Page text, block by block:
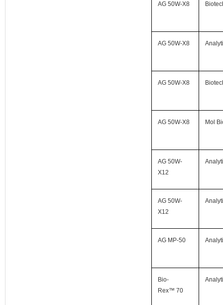
AG 50W-X8
AG 50W-X8
AG 50W-X8
AG 50W-X8 Mol
AG 50W-
X12
AG 50W-
X12
AG MP-50
Bio-
Rex™ 70